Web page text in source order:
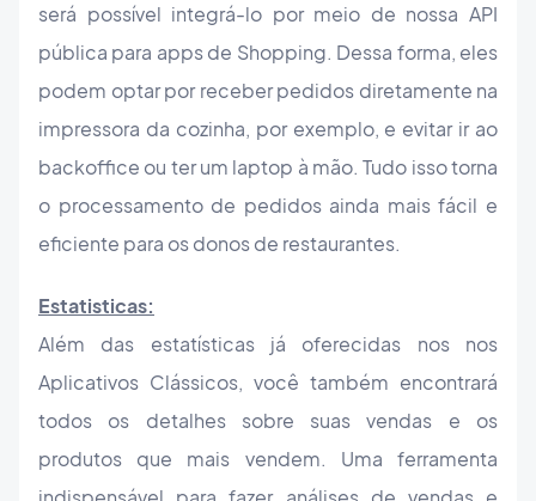
será possível integrá-lo por meio de nossa API
pública para apps de Shopping. Dessa forma, eles
podem optar por receber pedidos diretamente na
impressora da cozinha, por exemplo, e evitar ir ao
backoffice ou ter um laptop à mão. Tudo isso torna
o processamento de pedidos ainda mais fácil e
eficiente para os donos de restaurantes.
Estatisticas:
Além das estatísticas já oferecidas nos nos
Aplicativos Clássicos, você também encontrará
todos os detalhes sobre suas vendas e os
produtos que mais vendem. Uma ferramenta